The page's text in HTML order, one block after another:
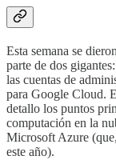
Esta semana se
parte de dos gigantes:
las cuentas de
para Google Cloud.
detallo los puntos
computación en la
Microsoft Azure
este año).